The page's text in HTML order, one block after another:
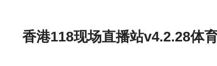
香港118现场直播站v4.2.28体